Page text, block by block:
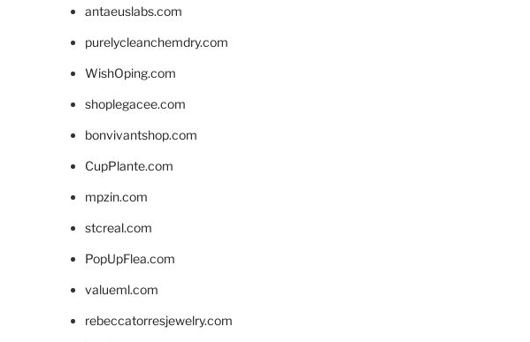
antaeuslabs.com
purelycleanchemdry.com
WishOping.com
shoplegacee.com
bonvivantshop.com
CupPlante.com
mpzin.com
stcreal.com
PopUpFlea.com
valueml.com
rebeccatorresjewelry.com